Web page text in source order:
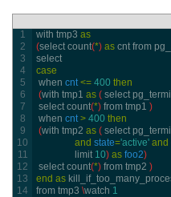
1
2
3
4
5
6
7
8
9
10
11
12
13
14
with tmp3 as
(select count(*) as cnt from
select
case
when cnt <= 400 then
(with tmp1 as ( select
select count(*) from tmp1 )
when cnt > 400 then
(with tmp2 as ( select
and state='active' and
limit 10) as foo2)
select count(*) from tmp2 )
end as
from tmp3 \watch 1